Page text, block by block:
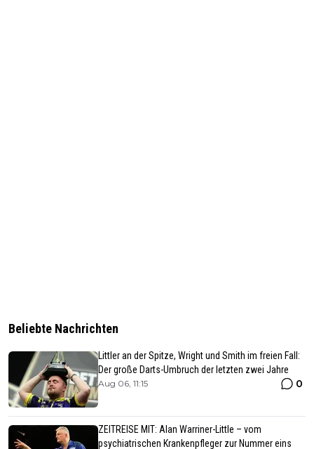
Beliebte Nachrichten
Littler an der Spitze, Wright und Smith im freien Fall:
Der große Darts-Umbruch der letzten zwei Jahre
Aug 06, 11:15 0
ZEITREISE MIT: Alan Warriner-Little – vom
psychiatrischen Krankenpfleger zur Nummer eins